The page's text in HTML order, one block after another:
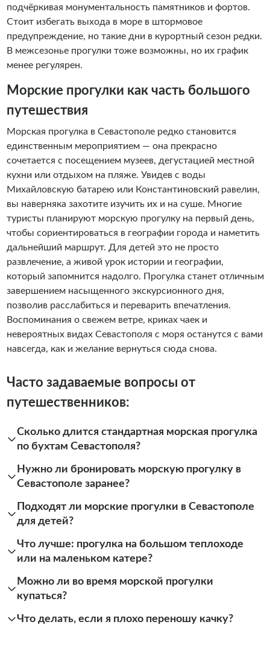
подчёркивая монументальность памятников и фортов.
Стоит избегать выхода в море в штормовое
предупреждение, но такие дни в курортный сезон редки.
В межсезонье прогулки тоже возможны, но их график
менее регулярен.
Морские прогулки как часть большого
путешествия
Морская прогулка в Севастополе редко становится
единственным мероприятием — она прекрасно
сочетается с посещением музеев, дегустацией местной
кухни или отдыхом на пляже. Увидев с воды
Михайловскую батарею или Константиновский равелин,
вы наверняка захотите изучить их и на суше. Многие
туристы планируют морскую прогулку на первый день,
чтобы сориентироваться в географии города и наметить
дальнейший маршрут. Для детей это не просто
развлечение, а живой урок истории и географии,
который запомнится надолго. Прогулка станет отличным
завершением насыщенного экскурсионного дня,
позволив расслабиться и переварить впечатления.
Воспоминания о свежем ветре, криках чаек и
невероятных видах Севастополя с моря останутся с вами
навсегда, как и желание вернуться сюда снова.
Часто задаваемые вопросы от
путешественников:
Сколько длится стандартная морская прогулка
по бухтам Севастополя?
Нужно ли бронировать морскую прогулку в
Севастополе заранее?
Подходят ли морские прогулки в Севастополе
для детей?
Что лучше: прогулка на большом теплоходе
или на маленьком катере?
Можно ли во время морской прогулки
купаться?
Что делать, если я плохо переношу качку?